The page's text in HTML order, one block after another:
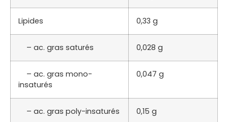
Lipides 0,33 g
– ac. gras saturés 0,028 g
– ac. gras mono-
insaturés
0,047 g
– ac. gras poly-insaturés 0,15 g